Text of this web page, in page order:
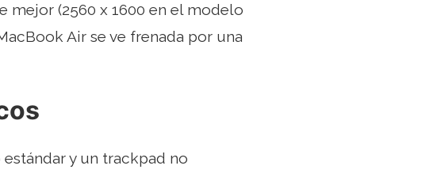
(2560 x 1600 en el modelo
Air se ve frenada por una
y un trackpad no